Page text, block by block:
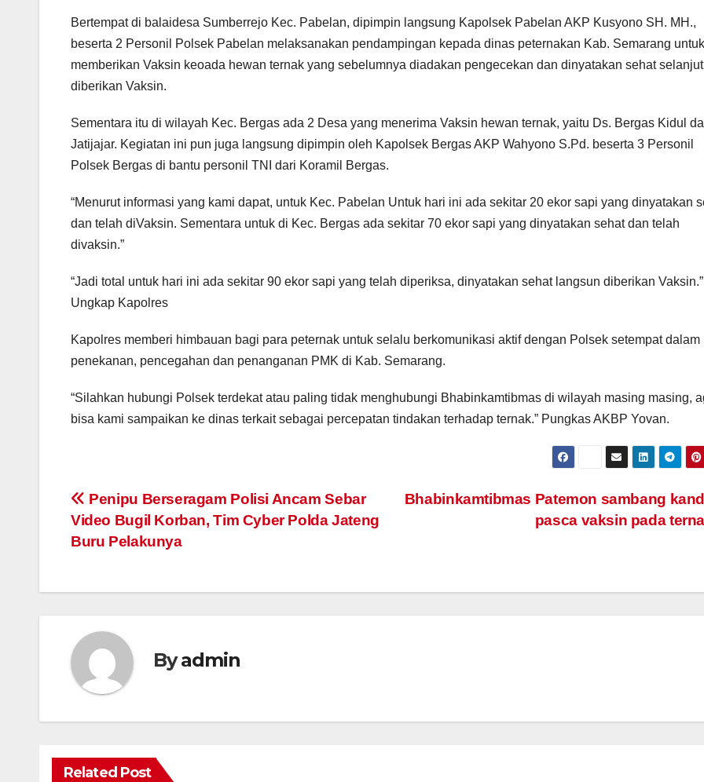
Bertempat di balaidesa Sumberrejo Kec. Pabelan, dipimpin langsung Kapolsek Pabelan AKP Kusyono SH. MH.,
beserta 2 Personil Polsek Pabelan melaksanakan pendampingan kepada dinas peternakan Kab. Semarang untuk
memberikan Vaksin keoada hewan ternak yang sebelumnya diadakan pengecekan dan dinyatakan sehat
diberikan Vaksin.
Sementara itu di wilayah Kec. Bergas ada 2 Desa yang menerima Vaksin hewan ternak, yaitu Ds. Bergas Kidul
Jatijajar. Kegiatan ini pun juga langsung dipimpin oleh Kapolsek Bergas AKP Wahyono S.Pd. beserta 3 Personil
Polsek Bergas di bantu personil TNI dari Koramil Bergas.
“Menurut informasi yang kami dapat, untuk Kec. Pabelan Untuk hari ini ada sekitar 20 ekor sapi yang dinyatakan
dan telah diVaksin. Sementara untuk di Kec. Bergas ada sekitar 70 ekor sapi yang dinyatakan sehat dan telah
divaksin.”
“Jadi total untuk hari ini ada sekitar 90 ekor sapi yang telah diperiksa, dinyatakan sehat langsun diberikan Vaksin.”
Ungkap Kapolres
Kapolres memberi himbauan bagi para peternak untuk selalu berkomunikasi aktif dengan Polsek setempat dalam
penekanan, pencegahan dan penanganan PMK di Kab. Semarang.
“Silahkan hubungi Polsek terdekat atau paling tidak menghubungi Bhabinkamtibmas di wilayah masing masing,
bisa kami sampaikan ke dinas terkait sebagai percepatan tindakan terhadap ternak.” Pungkas AKBP Yovan.
Post
navigation
Bhabinkamtibmas Patemon sambang
pasca vaksin pada
Penipu Berseragam Polisi Ancam Sebar
Video Bugil Korban, Tim Cyber Polda Jateng
Buru Pelakunya
Byadmin
Related Post